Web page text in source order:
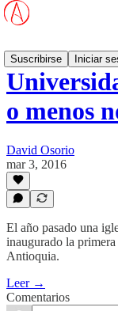
Suscribirse
Iniciar
o menos
David Osorio
mar 3, 2016
El año pasado una
inaugurado la
Antioquia.
Leer →
Comentarios